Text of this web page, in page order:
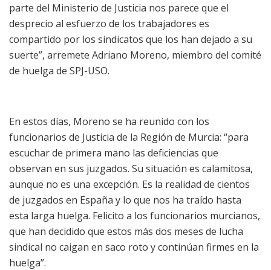
parte del Ministerio de Justicia nos parece que el
desprecio al esfuerzo de los trabajadores es
compartido por los sindicatos que los han dejado a su
suerte”, arremete Adriano Moreno, miembro del comité
de huelga de SPJ-USO.
En estos días, Moreno se ha reunido con los
funcionarios de Justicia de la Región de Murcia: “para
escuchar de primera mano las deficiencias que
observan en sus juzgados. Su situación es calamitosa,
aunque no es una excepción. Es la realidad de cientos
de juzgados en España y lo que nos ha traído hasta
esta larga huelga. Felicito a los funcionarios murcianos,
que han decidido que estos más dos meses de lucha
sindical no caigan en saco roto y continúan firmes en la
huelga”.